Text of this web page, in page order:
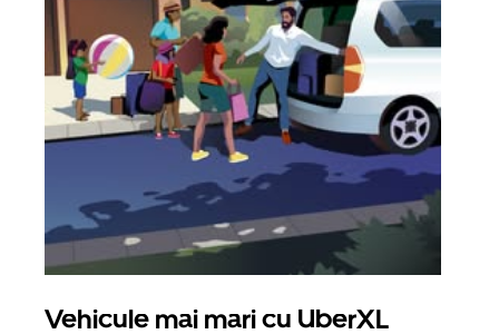
Vehicule mai mari cu UberXL